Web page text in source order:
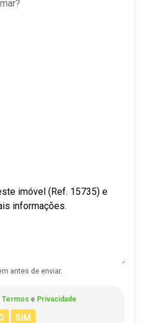
antes de enviar.
Termos e Privacidade